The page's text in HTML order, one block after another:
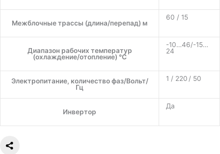
Межблочные трассы (длина/перепад) м
60 / 15
Диапазон рабочих температур
(охлаждение/отопление) °C
-10…46/-15…
24
Электропитание, количество фаз/Вольт/
Гц
1 / 220 / 50
Инвертор
Да